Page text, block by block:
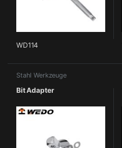
WD114
Stahl Werkzeuge
Bit Adapter